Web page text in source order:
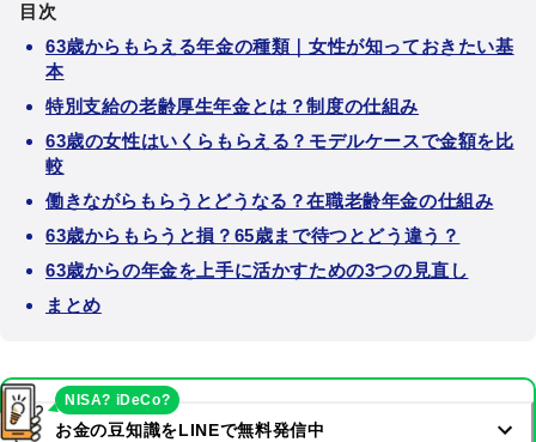
目次
63歳からもらえる年金の種類｜女性が知っておきたい基
本
特別支給の老齢厚生年金とは？制度の仕組み
63歳の女性はいくらもらえる？モデルケースで金額を比
較
働きながらもらうとどうなる？在職老齢年金の仕組み
63歳からもらうと損？65歳まで待つとどう違う？
63歳からの年金を上手に活かすための3つの見直し
まとめ
お金の豆知識をLINEで無料発信中
NISA? iDeCo?